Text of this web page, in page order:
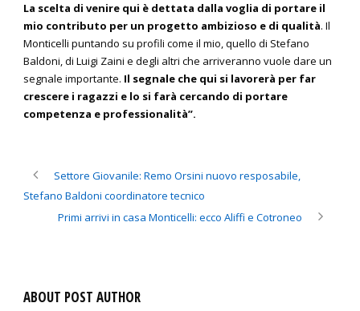
La scelta di venire qui è dettata dalla voglia di portare il
mio contributo per un progetto ambizioso e di qualità. Il
Monticelli puntando su profili come il mio, quello di Stefano
Baldoni, di Luigi Zaini e degli altri che arriveranno vuole dare un
segnale importante. Il segnale che qui si lavorerà per far
crescere i ragazzi e lo si farà cercando di portare
competenza e professionalità”.
Settore Giovanile: Remo Orsini nuovo resposabile,
Stefano Baldoni coordinatore tecnico
Primi arrivi in casa Monticelli: ecco Aliffi e Cotroneo
ABOUT POST AUTHOR